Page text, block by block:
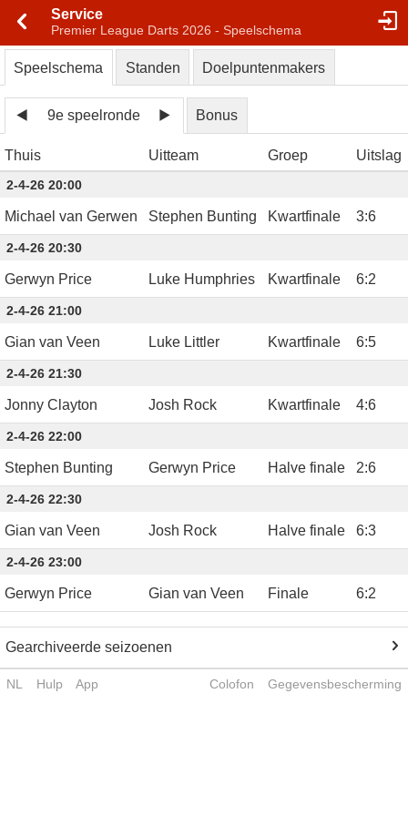
Service
Premier League Darts 2026 - Speelschema
Speelschema Standen Doelpuntenmakers
9e speelronde Bonus
Thuis Uitteam Groep Uitslag
2-4-26 20:00
Michael van Gerwen Stephen Bunting Kwartfinale 3:6
2-4-26 20:30
Gerwyn Price Luke Humphries Kwartfinale 6:2
2-4-26 21:00
Gian van Veen Luke Littler Kwartfinale 6:5
2-4-26 21:30
Jonny Clayton Josh Rock Kwartfinale 4:6
2-4-26 22:00
Stephen Bunting Gerwyn Price Halve finale 2:6
2-4-26 22:30
Gian van Veen Josh Rock Halve finale 6:3
2-4-26 23:00
Gerwyn Price Gian van Veen Finale 6:2
Gearchiveerde seizoenen
NL Hulp App Colofon Gegevensbescherming